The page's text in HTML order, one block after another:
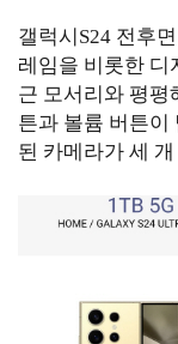
갤럭시S24 전후
레임을 비롯한 디
근 모서리와 평평
튼과 볼륨 버튼이
된 카메라가 세